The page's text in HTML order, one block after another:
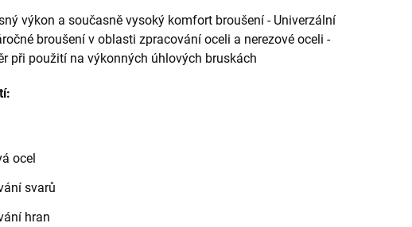
výkon a současně vysoký komfort broušení - Univerzální
broušení v oblasti zpracování oceli a nerezové oceli -
při použití na výkonných úhlových bruskách
ocel
svarů
hran